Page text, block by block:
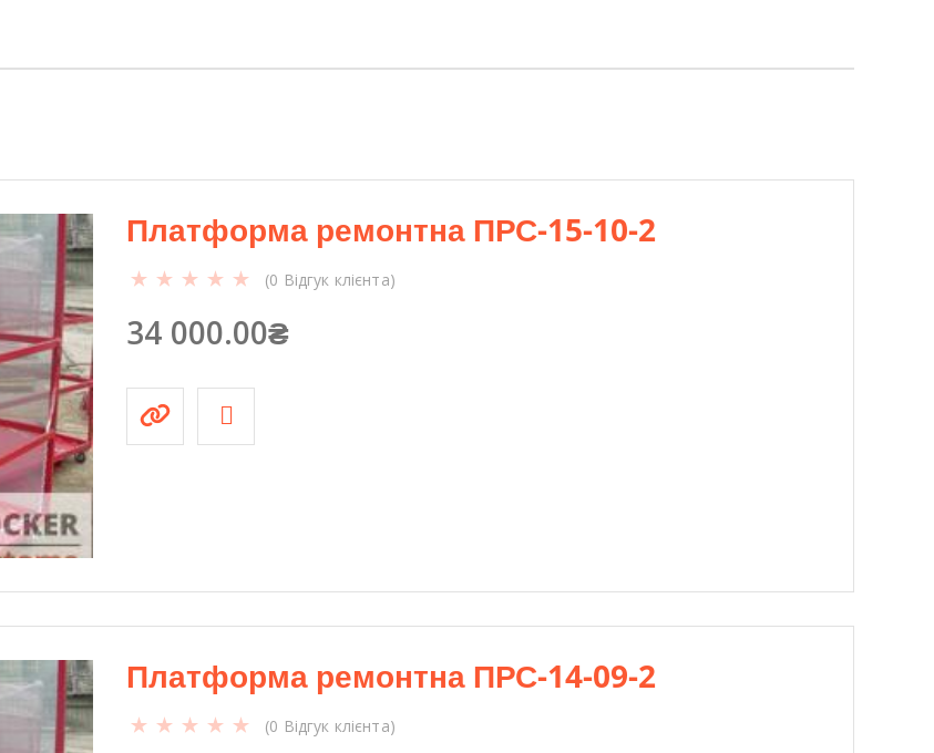
С
-
1
2
-
1
2
-
2
к
і
к
і
Платформа ремонтна ПРС-15-10-2
(0 Відгук клієнта)
34 000.00₴
Платформа ремонтна ПРС-14-09-2
(0 Відгук клієнта)